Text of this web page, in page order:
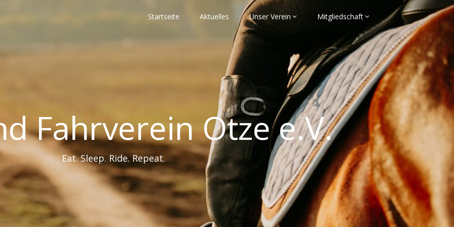
Startseite Aktuelles Unser Verein Mitgliedschaft
Fahrverein Otze e.V.
Eat. Sleep. Ride. Repeat.